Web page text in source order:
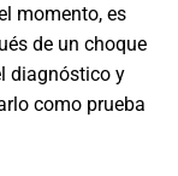
momento, es
de un choque
diagnóstico y
como prueba